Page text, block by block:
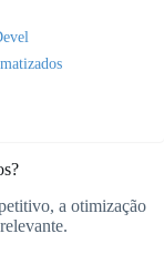
a otimização